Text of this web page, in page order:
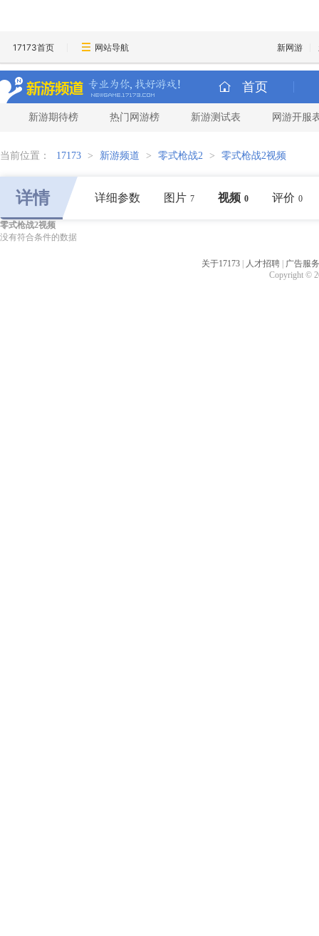
17173首页 网站导航 新网游
首页
新游期待榜 热门网游榜 新游测试表 网游开服
当前位置： 17173 > 新游频道 > 零式枪战2 > 零式枪战2视频
详情 详细参数 图片 7 视频 0 评价 0
零式枪战2视频
没有符合条件的数据
关于17173 人才招聘
广告服务
Copyright ©